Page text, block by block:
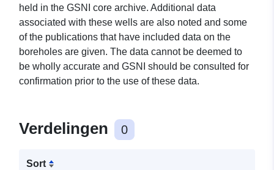
held in the GSNI core archive. Additional data
associated with these wells are also noted and some
of the publications that have included data on the
boreholes are given. The data cannot be deemed to
be wholly accurate and GSNI should be consulted for
confirmation prior to the use of these data.
Verdelingen 0
Sort